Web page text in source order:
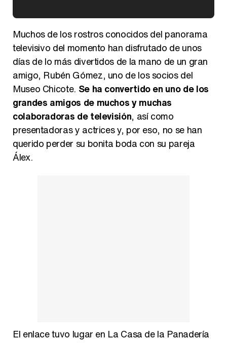
Carlota Corredera y Javier de Hoyos: "La tele tiene que representar al público también y aquí están todos los perfiles posibles&quo;
Muchos de los rostros conocidos del panorama
televisivo del momento han disfrutado de unos
días de lo más divertidos de la mano de un gran
amigo, Rubén Gómez, uno de los socios del
Museo Chicote. Se ha convertido en uno de los
grandes amigos de muchos y muchas
colaboradoras de televisión, así como
presentadoras y actrices y, por eso, no se han
querido perder su bonita boda con su pareja
Álex.
El enlace tuvo lugar en La Casa de la Panadería